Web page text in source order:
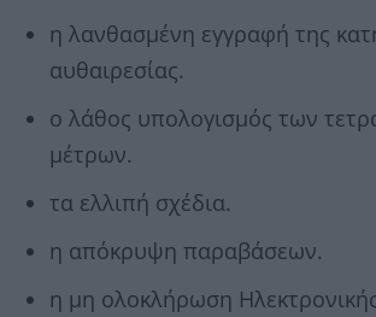
η λανθασμένη εγγραφή της
αυθαιρεσίας.
ο λάθος υπολογισμός των
μέτρων.
τα ελλιπή σχέδια.
η απόκρυψη παραβάσεων.
η μη ολοκλήρωση